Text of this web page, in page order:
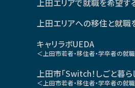
上田エリアで就職を希望す
上田エリアへの移住と就職
キャリラボUEDA
＜上田市若者・移住者・学卒者の就
上田市「Switch！しごと暮ら
＜上田市若者・移住者・学卒者の就